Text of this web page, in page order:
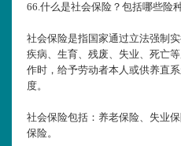
66.什么是社会保险？包括哪些险
社会保险是指国家通过立法强制
疾病、生育、残废、失业、死亡
作时，给予劳动者本人或供养直
度。
社会保险包括：养老保险、失业
保险。